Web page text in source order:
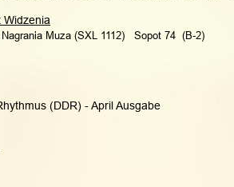
Widzenia
Muza (SXL 1112)   Sopot 74  (B-2)
(DDR) - April Ausgabe